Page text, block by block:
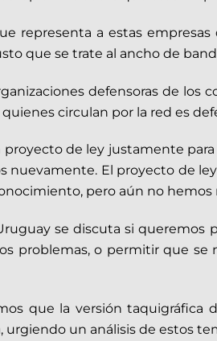
representa a estas
que se trate al ancho de
defensoras de los
circulan por la red es
de ley justamente
nuevamente. El proyecto de
pero aún no
se discuta si queremos
problemas, o permitir que
que la versión taquigráfica
urgiendo un análisis de estos